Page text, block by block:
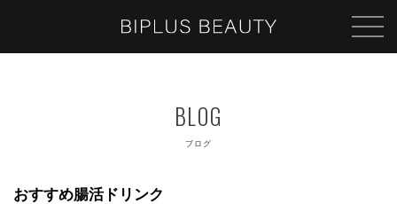
ブログ
おすすめ腸活ドリンク